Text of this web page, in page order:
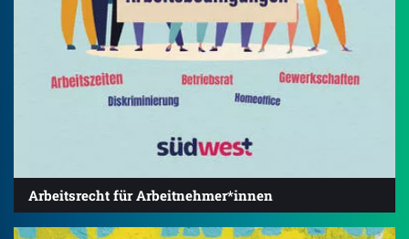
Arbeitsrecht für Arbeitnehmer*innen